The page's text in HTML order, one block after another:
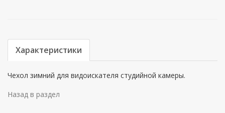
Характеристики
Чехол зимний для видоискателя студийной камеры.
Назад в раздел